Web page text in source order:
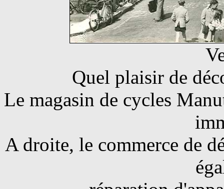
Quel plaisir de
Le magasin de cycles
A droite, le commerce de